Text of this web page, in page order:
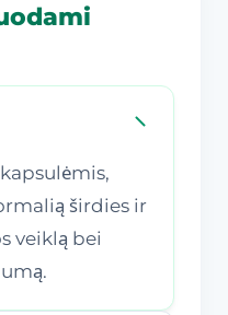
širdies ir
veiklą bei